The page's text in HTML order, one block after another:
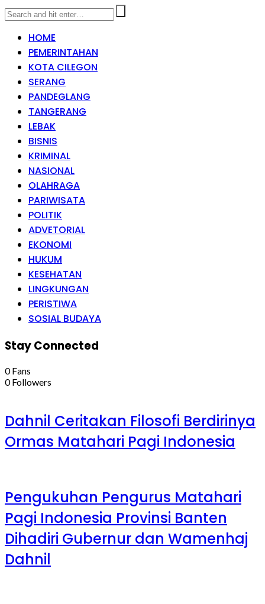
HOME
PEMERINTAHAN
KOTA CILEGON
SERANG
PANDEGLANG
TANGERANG
LEBAK
BISNIS
KRIMINAL
NASIONAL
OLAHRAGA
PARIWISATA
POLITIK
ADVETORIAL
EKONOMI
HUKUM
KESEHATAN
LINGKUNGAN
PERISTIWA
SOSIAL BUDAYA
Stay Connected
0 Fans
0 Followers
Dahnil Ceritakan Filosofi Berdirinya
Ormas Matahari Pagi Indonesia
Pengukuhan Pengurus Matahari
Pagi Indonesia Provinsi Banten
Dihadiri Gubernur dan Wamenhaj
Dahnil